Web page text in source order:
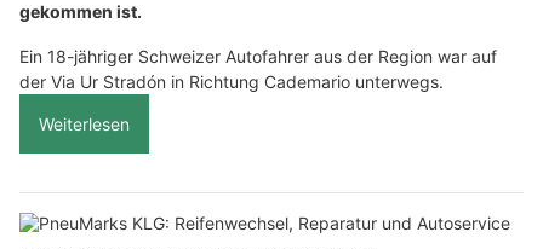
gekommen ist.
Ein 18-jähriger Schweizer Autofahrer aus der Region war auf
der Via Ur Stradón in Richtung Cademario unterwegs.
Weiterlesen